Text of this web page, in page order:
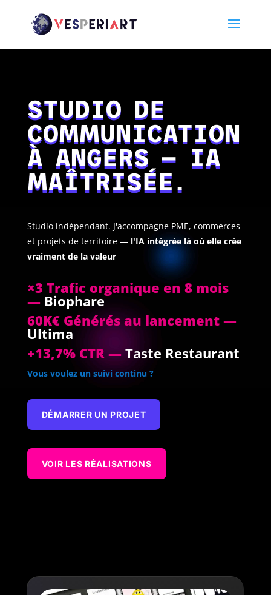
STUDIO DE
COMMUNICATION
À ANGERS — IA
MAÎTRISÉE.
Studio indépendant. J'accompagne PME, commerces
et projets de territoire —l'IA intégrée là où elle crée
vraiment de la valeur
×3 Trafic organique en 8 mois
— Biophare
60K€ Générés au lancement —
Ultima
+13,7% CTR — Taste Restaurant
Vous voulez un suivi continu ?
DÉMARRER UN PROJET
VOIR LES RÉALISATIONS